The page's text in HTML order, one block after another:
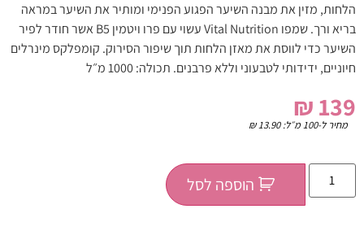
הלחות, מזין את מבנה השיער הפגוע הפנימי ומותיר את השיער במראה
בריא ורך. שמפו Vital Nutrition עשוי עם פרו ויטמין B5 אשר חודר לפיר
השיער כדי לווסת את מאזן הלחות תוך שיפור הסירוק. קומפלקס מינרלים
חיוניים, ידידותי לטבעוני וללא פרבנים. תכולה: 1000 מ״ל
₪ 139
מחיר ל-100 מ״ל: ₪13.90
הוספה לסל